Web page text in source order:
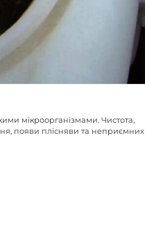
мікроорганізмами. Чистота,
появи плісняви та неприємних